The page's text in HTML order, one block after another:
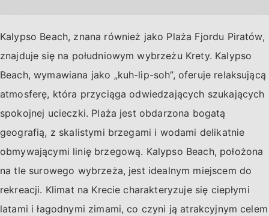
Kalypso Beach, znana również jako Plaża Fjordu Piratów,
znajduje się na południowym wybrzeżu Krety. Kalypso
Beach, wymawiana jako „kuh-lip-soh”, oferuje relaksującą
atmosferę, która przyciąga odwiedzających szukających
spokojnej ucieczki. Plaża jest obdarzona bogatą
geografią, z skalistymi brzegami i wodami delikatnie
obmywającymi linię brzegową. Kalypso Beach, położona
na tle surowego wybrzeża, jest idealnym miejscem do
rekreacji. Klimat na Krecie charakteryzuje się ciepłymi
latami i łagodnymi zimami, co czyni ją atrakcyjnym celem